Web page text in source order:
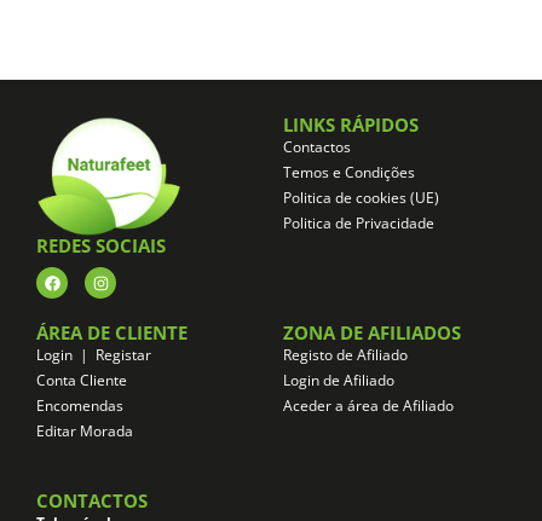
REDES SOCIAIS
LINKS RÁPIDOS
Contactos
Temos e Condições
Politica de cookies (UE)
Politica de Privacidade
ÁREA DE CLIENTE
Login | Registar
Conta Cliente
Encomendas
Editar Morada
ZONA DE AFILIADOS
Registo de Afiliado
Login de Afiliado
Aceder a área de Afiliado
CONTACTOS